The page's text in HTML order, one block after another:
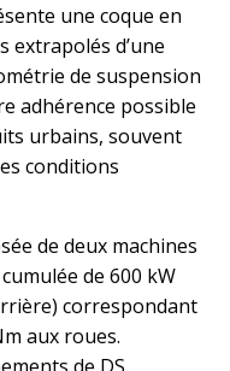
une coque en
extrapolés d’une
de suspension
adhérence possible
urbains, souvent
conditions
de deux machines
de 600 kW
correspondant
aux roues.